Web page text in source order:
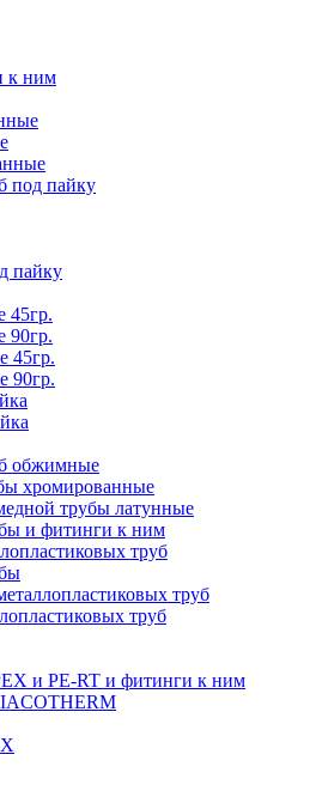
к ним
под пайку
пайку
45гр.
90гр.
45гр.
90гр.
обжимные
хромированные
трубы латунные
и фитинги к ним
труб
труб
труб
и PE-RT и фитинги к ним